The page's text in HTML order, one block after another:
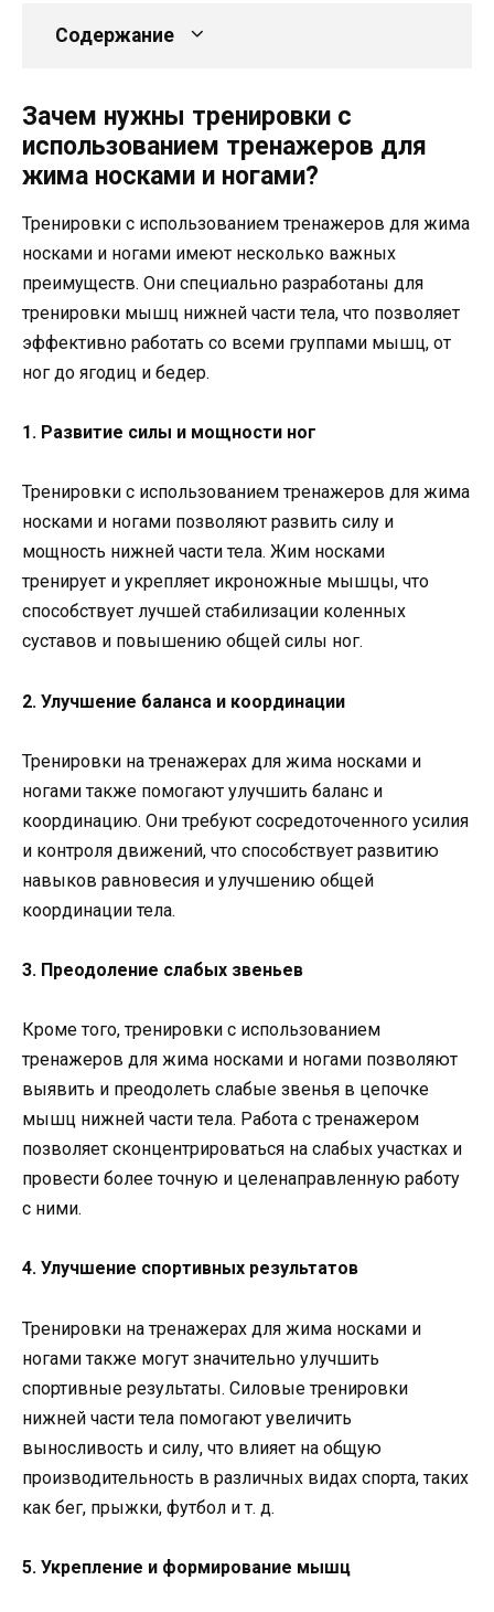
Содержание
Зачем нужны тренировки с
использованием тренажеров для
жима носками и ногами?
Тренировки с использованием тренажеров для жима
носками и ногами имеют несколько важных
преимуществ. Они специально разработаны для
тренировки мышц нижней части тела, что позволяет
эффективно работать со всеми группами мышц, от
ног до ягодиц и бедер.
1. Развитие силы и мощности ног
Тренировки с использованием тренажеров для жима
носками и ногами позволяют развить силу и
мощность нижней части тела. Жим носками
тренирует и укрепляет икроножные мышцы, что
способствует лучшей стабилизации коленных
суставов и повышению общей силы ног.
2. Улучшение баланса и координации
Тренировки на тренажерах для жима носками и
ногами также помогают улучшить баланс и
координацию. Они требуют сосредоточенного усилия
и контроля движений, что способствует развитию
навыков равновесия и улучшению общей
координации тела.
3. Преодоление слабых звеньев
Кроме того, тренировки с использованием
тренажеров для жима носками и ногами позволяют
выявить и преодолеть слабые звенья в цепочке
мышц нижней части тела. Работа с тренажером
позволяет сконцентрироваться на слабых участках и
провести более точную и целенаправленную работу
с ними.
4. Улучшение спортивных результатов
Тренировки на тренажерах для жима носками и
ногами также могут значительно улучшить
спортивные результаты. Силовые тренировки
нижней части тела помогают увеличить
выносливость и силу, что влияет на общую
производительность в различных видах спорта, таких
как бег, прыжки, футбол и т. д.
5. Укрепление и формирование мышц